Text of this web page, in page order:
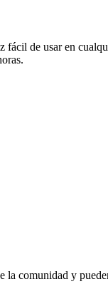
de usar en
comunidad y